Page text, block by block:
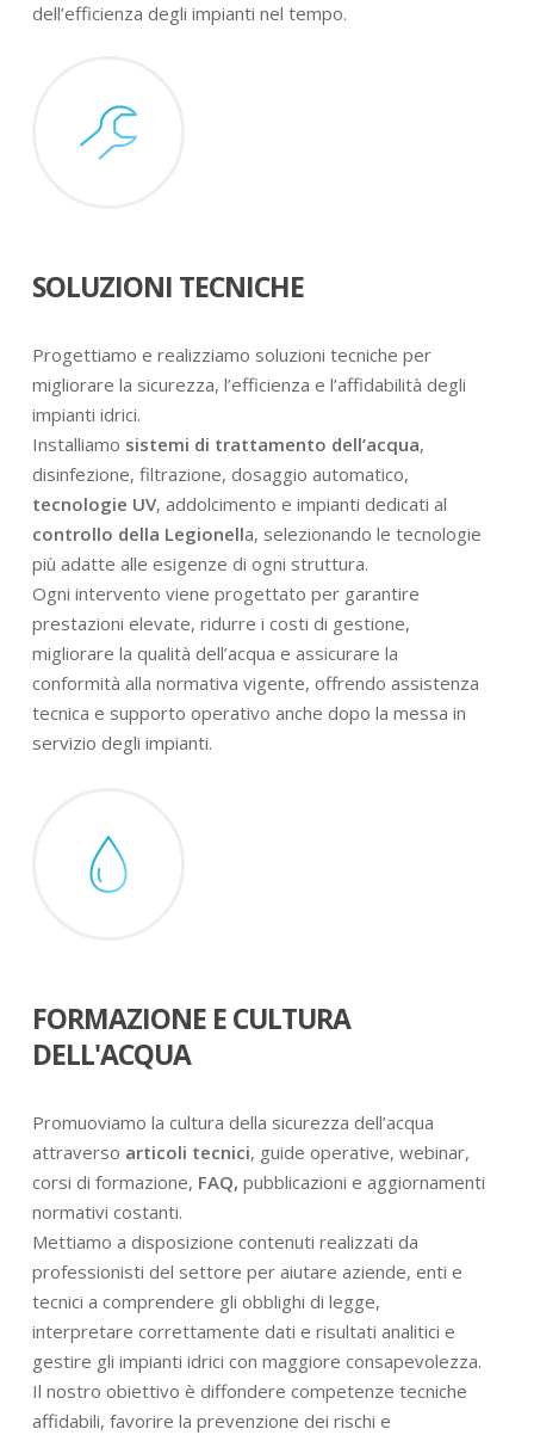
dell’efficienza degli impianti nel tempo.
SOLUZIONI TECNICHE
Progettiamo e realizziamo soluzioni tecniche per
migliorare la sicurezza, l’efficienza e l’affidabilità degli
impianti idrici.
Installiamo sistemi di trattamento dell’acqua,
disinfezione, filtrazione, dosaggio automatico,
tecnologie UV, addolcimento e impianti dedicati al
controllo della Legionella, selezionando le tecnologie
più adatte alle esigenze di ogni struttura.
Ogni intervento viene progettato per garantire
prestazioni elevate, ridurre i costi di gestione,
migliorare la qualità dell’acqua e assicurare la
conformità alla normativa vigente, offrendo assistenza
tecnica e supporto operativo anche dopo la messa in
servizio degli impianti.
FORMAZIONE E CULTURA
DELL'ACQUA
Promuoviamo la cultura della sicurezza dell’acqua
attraverso articoli tecnici, guide operative, webinar,
corsi di formazione, FAQ, pubblicazioni e aggiornamenti
normativi costanti.
Mettiamo a disposizione contenuti realizzati da
professionisti del settore per aiutare aziende, enti e
tecnici a comprendere gli obblighi di legge,
interpretare correttamente dati e risultati analitici e
gestire gli impianti idrici con maggiore consapevolezza.
Il nostro obiettivo è diffondere competenze tecniche
affidabili, favorire la prevenzione dei rischi e